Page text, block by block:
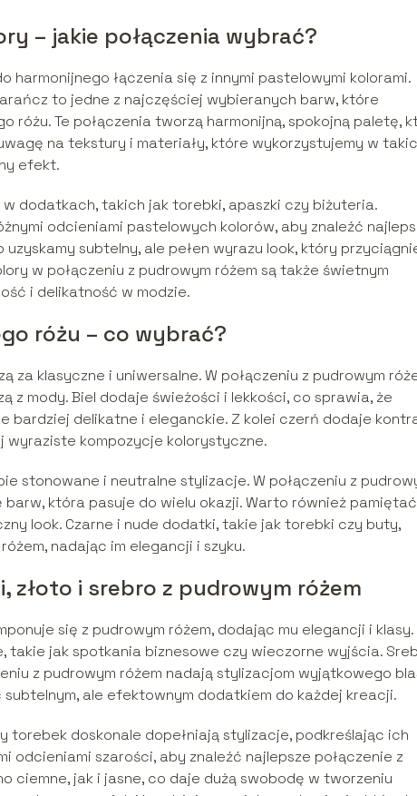
– jakie połączenia wybrać?
harmonijnego łączenia się z innymi pastelowymi kolorami.
to jedne z najczęściej wybieranych barw, które
różu. Te połączenia tworzą harmonijną, spokojną paletę,
na tekstury i materiały, które wykorzystujemy w
efekt.
dodatkach, takich jak torebki, apaszki czy biżuteria.
odcieniami pastelowych kolorów, aby znaleźć
subtelny, ale pełen wyrazu look, który
w połączeniu z pudrowym różem są także świetnym
i delikatność w modzie.
różu – co wybrać?
za klasyczne i uniwersalne. W połączeniu z pudrowym
mody. Biel dodaje świeżości i lekkości, co sprawia, że
bardziej delikatne i eleganckie. Z kolei czerń dodaje
wyraziste kompozycje kolorystyczne.
stonowane i neutralne stylizacje. W połączeniu z
która pasuje do wielu okazji. Warto również
look. Czarne i nude dodatki, takie jak torebki czy buty,
nadając im elegancji i szyku.
złoto i srebro z pudrowym różem
się z pudrowym różem, dodając mu elegancji i klasy.
takie jak spotkania biznesowe czy wieczorne wyjścia.
z pudrowym różem nadają stylizacjom wyjątkowego
ale efektownym dodatkiem do każdej kreacji.
torebek doskonale dopełniają stylizacje, podkreślając ich
odcieniami szarości, aby znaleźć najlepsze połączenie z
ciemne, jak i jasne, co daje dużą swobodę w tworzeniu